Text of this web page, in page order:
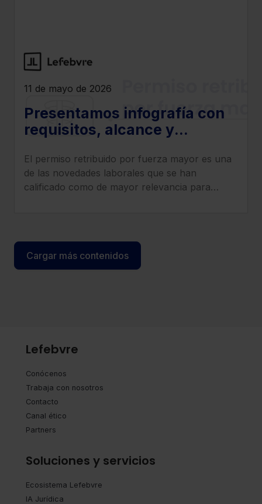
11 de mayo de 2026
Presentamos infografía con
requisitos, alcance y
incumplimiento del permiso
retribuido por fuerza mayor
El permiso retribuido por fuerza mayor es una
de las novedades laborales que se han
calificado como de mayor relevancia para
Cargar más contenidos
Lefebvre
Conócenos
Trabaja con nosotros
Contacto
Canal ético
Partners
Soluciones y servicios
Ecosistema Lefebvre
IA Jurídica